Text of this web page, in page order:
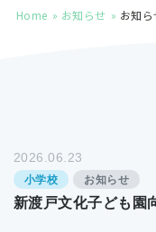
Home お知らせ お知ら
2026.06.23
小学校 お知らせ
新渡戸文化子ども園